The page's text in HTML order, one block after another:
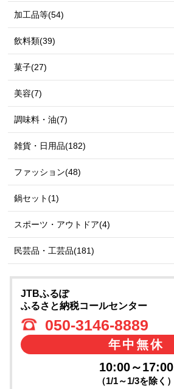
加工品等(54)
飲料類(39)
菓子(27)
美容(7)
調味料・油(7)
雑貨・日用品(182)
ファッション(48)
鍋セット(1)
スポーツ・アウトドア(4)
民芸品・工芸品(181)
JTBふるぽ
ふるさと納税コールセンター
050-3146-8889
年中無休
10:00～17:00
（1/1～1/3を除く）